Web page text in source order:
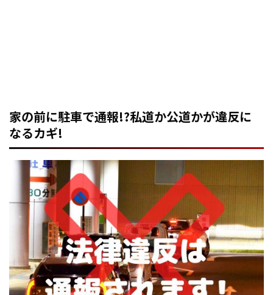
家の前に駐車で通報!?私道か公道かが違反に
なるカギ!